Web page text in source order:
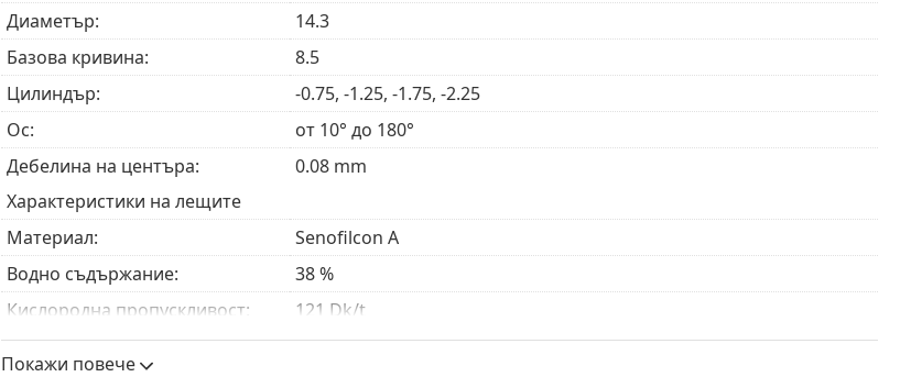
Диаметър:
14.3
Базова кривина:
8.5
Цилиндър:
-0.75, -1.25, -1.75, -2.25
Ос:
от 10° до 180°
Дебелина на центъра:
0.08 mm
Характеристики на лещите
Материал:
Senofilcon A
Водно съдържание:
38 %
Кислородна пропускливост:
121 Dk/t
UV филтър:
Да
Покажи повече